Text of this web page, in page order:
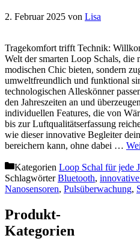
2. Februar 2025 von Lisa
Tragekomfort trifft Technik:
Welt der smarten Loop Schals, die
modischen Chic bieten, sondern
umweltfreundlich und funktional
technologischen Alleskönner
den Jahreszeiten an und
individuellen Features, die von
bis zur Luftqualitätserfassung
wie dieser innovative Begleiter
bereichern kann, ohne dabei …
Kategorien Loop Schal für jede
SchlagwörterBluetooth,
Nanosensoren, Pulsüberwachung,
Produkt-
Kategorien